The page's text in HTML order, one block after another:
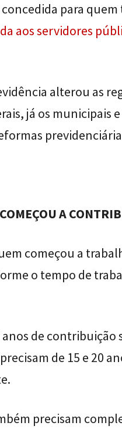
para
aos servidores
alterou as
já os municipais e
A
começou a
o tempo de
de contribuição
de 15 e 20
precisam